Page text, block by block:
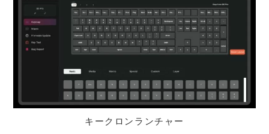
キークロンランチャー